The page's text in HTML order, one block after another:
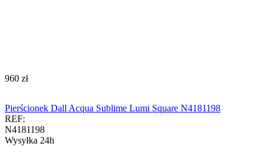
‍960‍ zł
Pierścionek Dall Acqua Sublime Lumi Square N4181198
REF:
N4181198
Wysyłka 24h